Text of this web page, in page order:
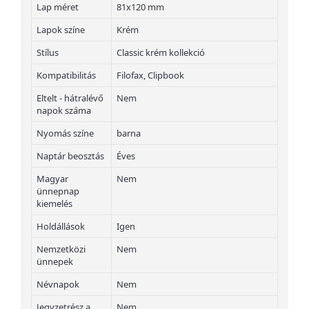
Lap méret
81x120 mm
Lapok színe
Krém
Stílus
Classic krém kollekció
Kompatibilitás
Filofax, Clipbook
Eltelt - hátralévő
napok száma
Nem
Nyomás színe
barna
Naptár beosztás
Éves
Magyar
ünnepnap
kiemelés
Nem
Holdállások
Igen
Nemzetközi
ünnepek
Nem
Névnapok
Nem